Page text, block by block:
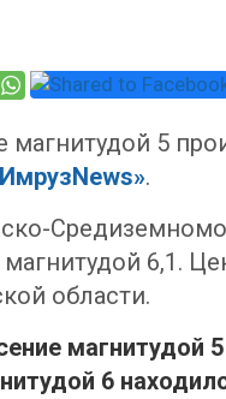
магнитудой 5
.
6,1.
области.
магнитудой
6